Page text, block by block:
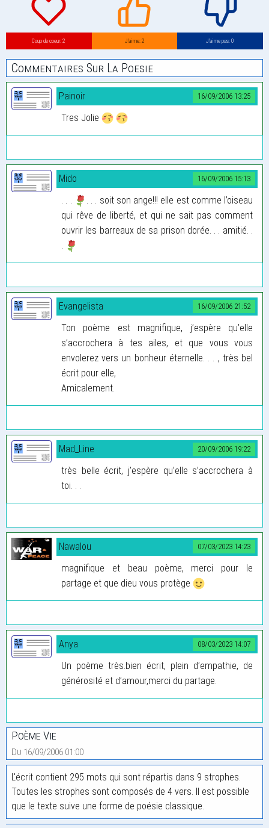
Coup de coeur: 2 J’aime: 2 J’aime pas: 0
Commentaires Sur La Poesie
16/09/2006 13:25
Painoir
Tres Jolie
16/09/2006 15:13
Mido
. . . soit son ange!!! elle est comme l’oiseau
qui rêve de liberté, et qui ne sait pas comment
ouvrir les barreaux de sa prison dorée. . . amitié. .
16/09/2006 21:52
Evangelista
Ton poème est magnifique, j’espère qu’elle
s’accrochera à tes ailes, et que vous vous
envolerez vers un bonheur éternelle. . . , très bel
écrit pour elle,
Amicalement.
20/09/2006 19:22
Mad_Line
très belle écrit, j’espère qu’elle s’accrochera à
toi. . .
07/03/2023 14:23
Nawalou
magnifique et beau poème, merci pour le
partage et que dieu vous protège
08/03/2023 14:07
Anya
Un poème très.bien écrit, plein d’empathie, de
générosité et d’amour,merci du partage.
Poème Vie
Du 16/09/2006 01:00
L'écrit contient 295 mots qui sont répartis dans 9 strophes.
Toutes les strophes sont composés de 4 vers. Il est possible
que le texte suive une forme de poésie classique.